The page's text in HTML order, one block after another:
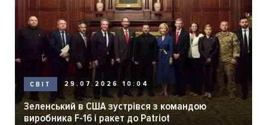
СВІТ 29.07.2026 10:04
Зеленський в США зустрівся з командою
виробника F-16 і ракет до Patriot